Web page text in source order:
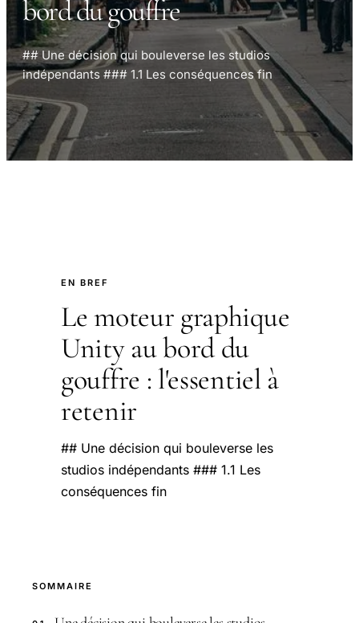
bord du gouffre
## Une décision qui bouleverse les studios
indépendants ### 1.1 Les conséquences fin
EN BREF
Le moteur graphique
Unity au bord du
gouffre : l'essentiel à
retenir
## Une décision qui bouleverse les
studios indépendants ### 1.1 Les
conséquences fin
SOMMAIRE